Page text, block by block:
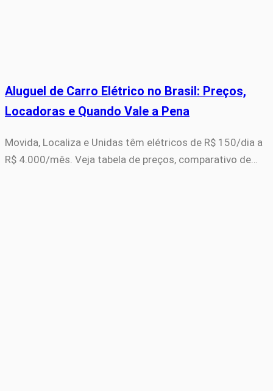
Aluguel de Carro Elétrico no Brasil: Preços,
Locadoras e Quando Vale a Pena
Movida, Localiza e Unidas têm elétricos de R$ 150/dia a
R$ 4.000/mês. Veja tabela de preços, comparativo de…